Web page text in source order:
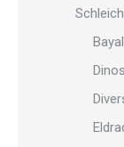
Schleich